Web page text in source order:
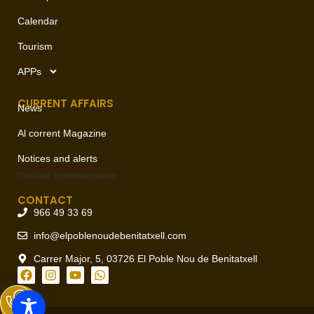
Calendar
Tourism
APPs
CURRENT AFFAIRS
News
Al corrent Magazine
Notices and alerts
Contact communication
CONTACT
966 49 33 69
info@elpoblenoudebenitatxell.com
Carrer Major, 5, 03726 El Poble Nou de Benitatxell